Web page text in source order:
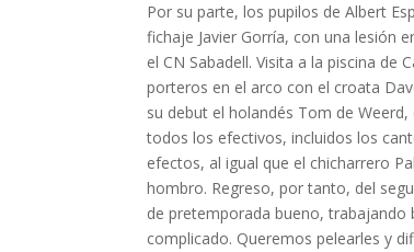
Por su parte, los pupilos de Albert
fichaje Javier Gorría, con una lesión
el CN Sabadell. Visita a la piscina de
porteros en el arco con el croata
su debut el holandés Tom de
todos los efectivos, incluidos los
efectos, al igual que el chicharrero
hombro. Regreso, por tanto, del
de pretemporada bueno, trabajando
complicado. Queremos pelearles y